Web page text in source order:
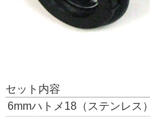
セット内容
6mmハトメ18（ステンレス